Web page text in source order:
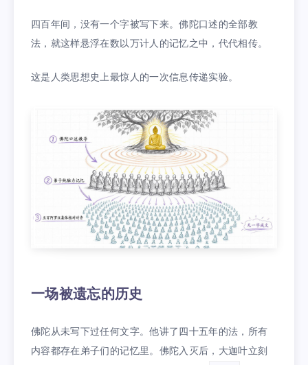
四百年间，没有一个字被写下来。佛陀口述的全部教
法，就这样悬浮在数以万计人的记忆之中，代代相传。
这是人类思想史上最惊人的一次信息传递实验。
一场被遗忘的历史
佛陀从未写下过任何文字。他讲了四十五年的法，所有
内容都存在弟子们的记忆里。佛陀入灭后，大迦叶立刻